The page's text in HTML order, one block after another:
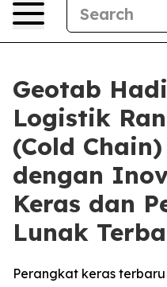
Geotab
Logistik
(Cold
dengan
Keras dan
Lunak
Perangkat keras